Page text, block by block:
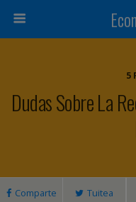
5
Dudas Sobre La
Comparte Tuitea